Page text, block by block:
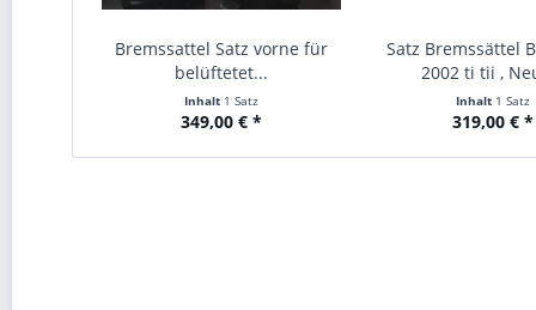
Bremssattel Satz vorne für
belüftetet...
Inhalt 1 Satz
349,00 € *
Satz Bremssättel
2002 ti tii ,
Inhalt 1 Satz
319,00 € *